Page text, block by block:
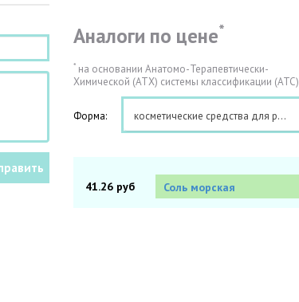
Аналоги по цене*
*на основании Анатомо-Терапевтически-
Химической (АТХ) системы классификации (АТС)
Форма: косметические средства для растворения
41.26 руб Соль морская